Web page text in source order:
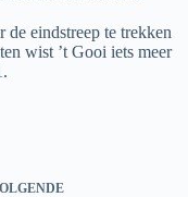
eindstreep te trekken
wist ’t Gooi iets meer